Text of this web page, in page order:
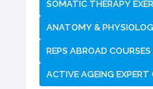
SOMATIC THERAPY
ANATOMY &
REPS ABROAD COURSES
ACTIVE AGEING EXPERT